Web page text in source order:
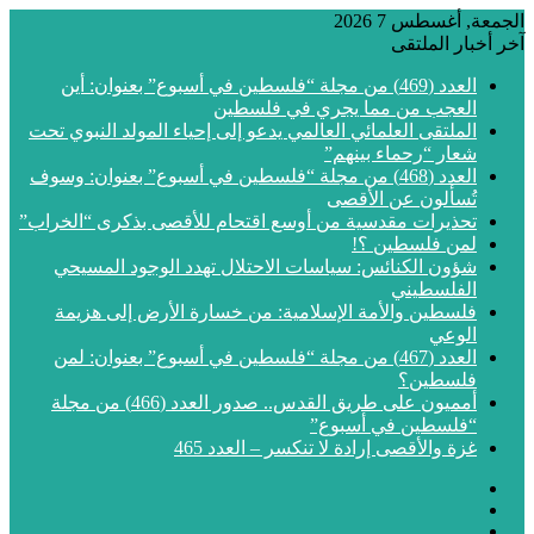
الجمعة, أغسطس 7 2026
آخر أخبار الملتقى
العدد (469) من مجلة “فلسطين في أسبوع” بعنوان: أين
العجب من مما يجري في فلسطين
الملتقى العلمائي العالمي يدعو إلى إحياء المولد النبوي تحت
شعار “رحماء بينهم”
العدد (468) من مجلة “فلسطين في أسبوع” بعنوان: وسوف
تُسألون عن الأقصى
تحذيرات مقدسية من أوسع اقتحام للأقصى بذكرى “الخراب”
لمن فلسطين ؟!
شؤون الكنائس: سياسات الاحتلال تهدد الوجود المسيحي
الفلسطيني
فلسطين والأمة الإسلامية: من خسارة الأرض إلى هزيمة
الوعي
العدد (467) من مجلة “فلسطين في أسبوع” بعنوان: لمن
فلسطين؟
أمميون على طريق القدس.. صدور العدد (466) من مجلة
“فلسطين في أسبوع”
غزة والأقصى إرادة لا تنكسر – العدد 465